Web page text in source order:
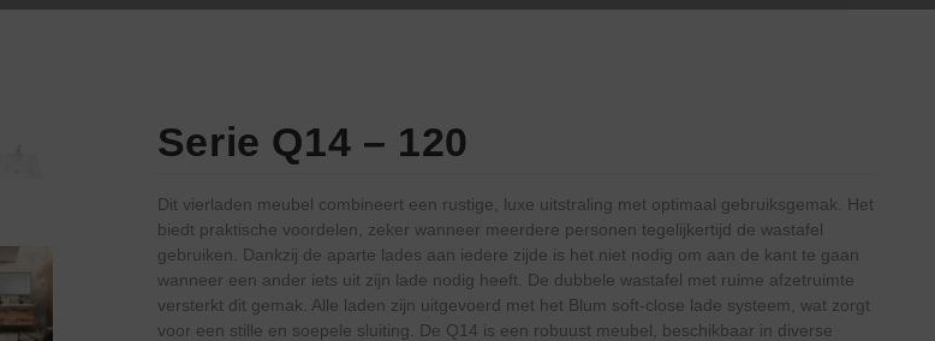
Serie Q14 – 120
Dit vierladen meubel combineert een rustige, luxe uitstraling met optimaal gebruiksgemak. Het
biedt praktische voordelen, zeker wanneer meerdere personen tegelijkertijd de wastafel
gebruiken. Dankzij de aparte lades aan iedere zijde is het niet nodig om aan de kant te gaan
wanneer een ander iets uit zijn lade nodig heeft. De dubbele wastafel met ruime afzetruimte
versterkt dit gemak. Alle laden zijn uitgevoerd met het Blum soft-close lade systeem, wat zorgt
voor een stille en soepele sluiting. De Q14 is een robuust meubel, beschikbaar in diverse